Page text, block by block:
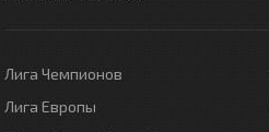
Лига Чемпионов
Лига Европы